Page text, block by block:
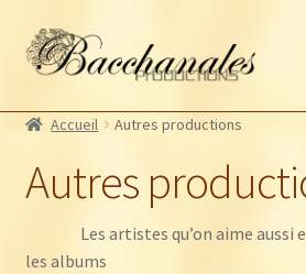
Aller
à
navigation
Aller
au
Artistes Bacchanales
Autres productions
Billetterie
Accueil Autres productions
Autres
Les artistes qu’on aime
les albums